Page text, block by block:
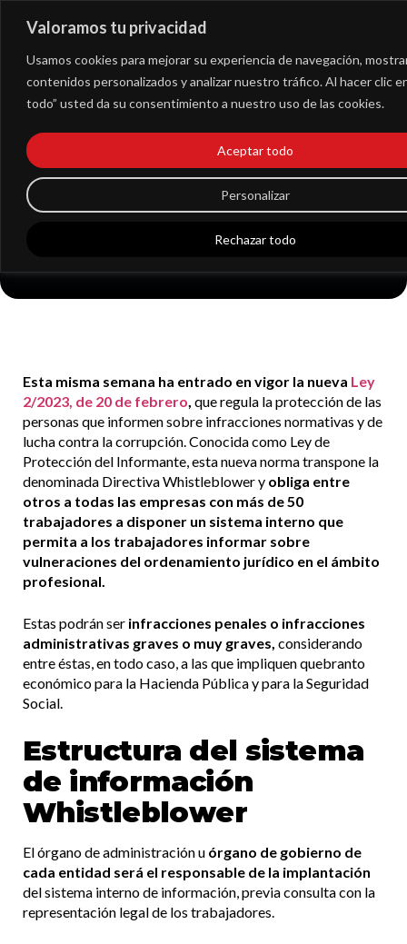
Valoramos tu privacidad
Usamos cookies para mejorar su experiencia de navegación,
contenidos personalizados y analizar nuestro tráfico. Al hacer clic
todo” usted da su consentimiento a nuestro uso de las cookies.
Personalizar
Rechazar todo
Aceptar todo
A qué empresas
afecta la nueva Ley
Whistleblower de
protección del
informante
Esta misma semana ha entrado en vigor la nueva Ley
2/2023, de 20 de febrero, que regula la protección de las
personas que informen sobre infracciones normativas y de
lucha contra la corrupción. Conocida como Ley de
Protección del Informante, esta nueva norma transpone la
denominada Directiva Whistleblower y obliga entre
otros a todas las empresas con más de 50
trabajadores a disponer un sistema interno que
permita a los trabajadores informar sobre
vulneraciones del ordenamiento jurídico en el ámbito
profesional.
Estas podrán ser infracciones penales o infracciones
administrativas graves o muy graves, considerando
entre éstas, en todo caso, a las que impliquen quebranto
económico para la Hacienda Pública y para la Seguridad
Social.
Estructura del sistema
de información
Whistleblower
El órgano de administración u órgano de gobierno de
cada entidad será el responsable de la implantación
del sistema interno de información, previa consulta con la
representación legal de los trabajadores.